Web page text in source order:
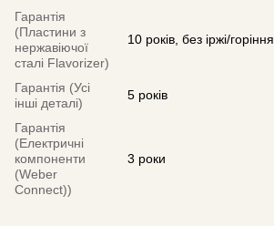
Гарантія
(Пластини з
нержавіючої
сталі Flavorizer)
10 років, без іржі/горіння
Гарантія (Усі
інші деталі)
5 років
Гарантія
(Електричні
компоненти
(Weber
Connect))
3 роки